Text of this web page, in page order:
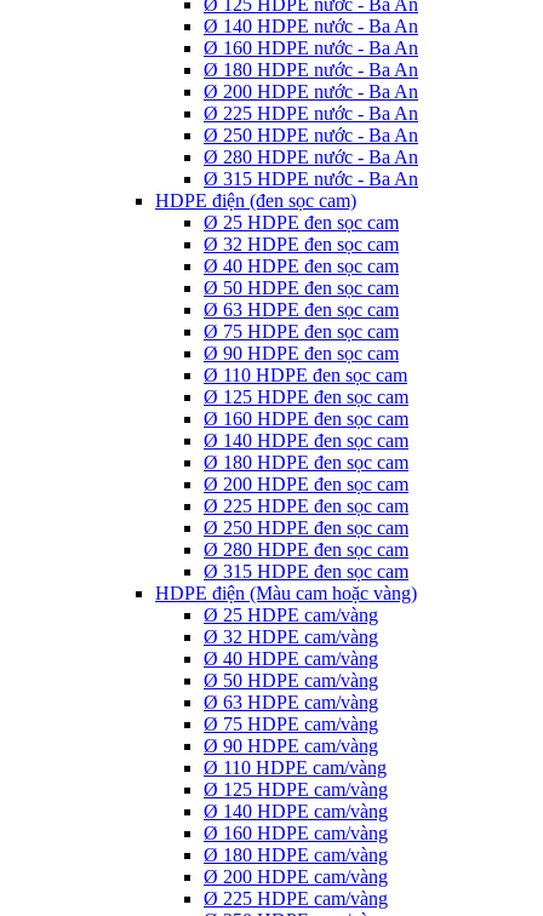
Ø 125 HDPE nước - Ba An
Ø 140 HDPE nước - Ba An
Ø 160 HDPE nước - Ba An
Ø 180 HDPE nước - Ba An
Ø 200 HDPE nước - Ba An
Ø 225 HDPE nước - Ba An
Ø 250 HDPE nước - Ba An
Ø 280 HDPE nước - Ba An
Ø 315 HDPE nước - Ba An
HDPE điện (đen sọc cam)
Ø 25 HDPE đen sọc cam
Ø 32 HDPE đen sọc cam
Ø 40 HDPE đen sọc cam
Ø 50 HDPE đen sọc cam
Ø 63 HDPE đen sọc cam
Ø 75 HDPE đen sọc cam
Ø 90 HDPE đen sọc cam
Ø 110 HDPE đen sọc cam
Ø 125 HDPE đen sọc cam
Ø 160 HDPE đen sọc cam
Ø 140 HDPE đen sọc cam
Ø 180 HDPE đen sọc cam
Ø 200 HDPE đen sọc cam
Ø 225 HDPE đen sọc cam
Ø 250 HDPE đen sọc cam
Ø 280 HDPE đen sọc cam
Ø 315 HDPE đen sọc cam
HDPE điện (Màu cam hoặc vàng)
Ø 25 HDPE cam/vàng
Ø 32 HDPE cam/vàng
Ø 40 HDPE cam/vàng
Ø 50 HDPE cam/vàng
Ø 63 HDPE cam/vàng
Ø 75 HDPE cam/vàng
Ø 90 HDPE cam/vàng
Ø 110 HDPE cam/vàng
Ø 125 HDPE cam/vàng
Ø 140 HDPE cam/vàng
Ø 160 HDPE cam/vàng
Ø 180 HDPE cam/vàng
Ø 200 HDPE cam/vàng
Ø 225 HDPE cam/vàng